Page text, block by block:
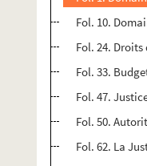
Fol. 10.
Fol. 24.
Fol. 33.
Fol. 47.
Fol. 50.
Fol. 62. La